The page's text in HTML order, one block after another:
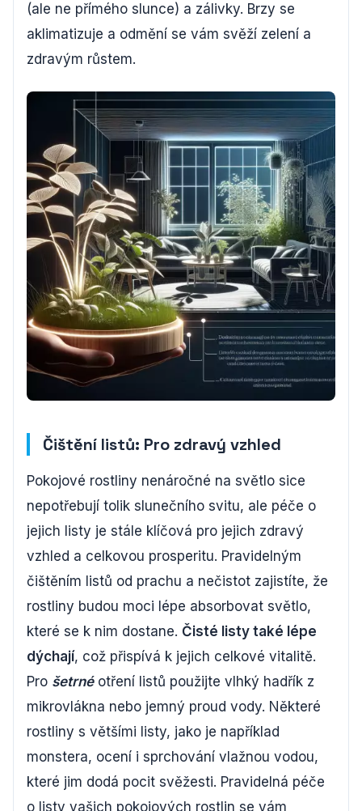
(ale ne přímého slunce) a zálivky. Brzy se
aklimatizuje a odmění se vám svěží zelení a
zdravým růstem.
Čištění listů: Pro zdravý vzhled
Pokojové rostliny nenáročné na světlo sice
nepotřebují tolik slunečního svitu, ale péče o
jejich listy je stále klíčová pro jejich zdravý
vzhled a celkovou prosperitu. Pravidelným
čištěním listů od prachu a nečistot zajistíte, že
rostliny budou moci lépe absorbovat světlo,
které se k nim dostane. Čisté listy také lépe
dýchají, což přispívá k jejich celkové vitalitě.
Pro šetrnéotření listů použijte vlhký hadřík z
mikrovlákna nebo jemný proud vody. Některé
rostliny s většími listy, jako je například
monstera, ocení i sprchování vlažnou vodou,
které jim dodá pocit svěžesti. Pravidelná péče
o listy vašich pokojových rostlin se vám